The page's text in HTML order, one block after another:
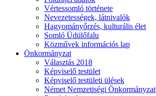
Vértessomló története
Nevezetességek, látnivalók
Hagyományőrzés, kulturális élet
Somló Üdülőfalu
Közművek információs lap
Önkormányzat
Választás 2018
Képviselő testület
Képviselő testületi ülések
Német Nemzetiségi Önkormányzat